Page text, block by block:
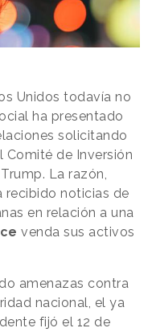
Unidos todavía no
ha presentado
solicitando
Comité de Inversión
La razón,
recibido noticias de
en relación a una
venda sus activos
amenazas contra
nacional, el ya
fijó el 12 de